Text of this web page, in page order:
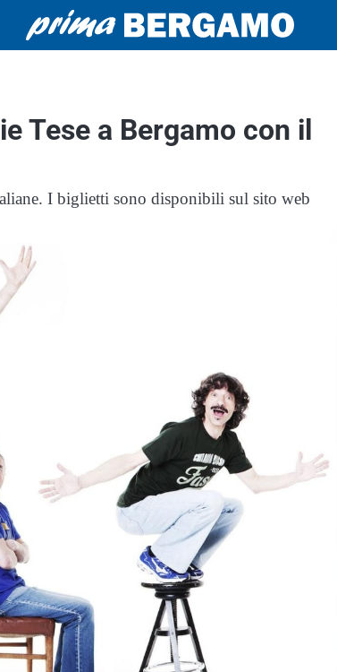
Tese a Bergamo con il
I biglietti sono disponibili sul sito web